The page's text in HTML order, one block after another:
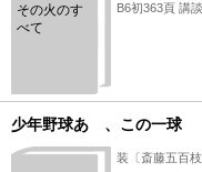
その火のす
べて
B6初363頁 講
少年野球あゝ、この一球
装〔斎藤五百